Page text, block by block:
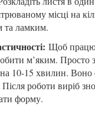
місці на
та ламким.
Щоб
м’яким. Просто
10-15 хвилин. Воно
роботи виріб
форму.